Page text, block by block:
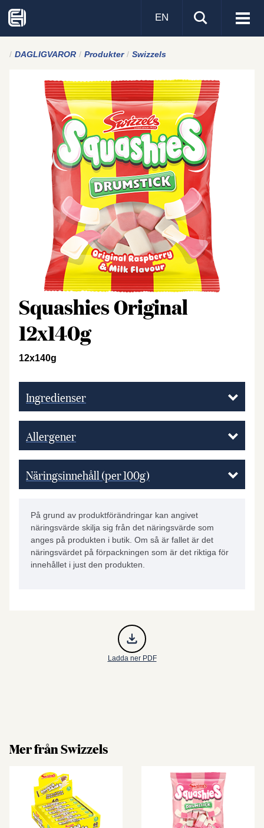
Visa
EN
DAGLIGVAROR Produkter Swizzels
Squashies Original
12x140g
12x140g
Ingredienser
Allergener
Näringsinnehåll (per 100g)
På grund av produktförändringar kan angivet
näringsvärde skilja sig från det näringsvärde som
anges på produkten i butik. Om så är fallet är det
näringsvärdet på förpackningen som är det riktiga för
innehållet i just den produkten.
Ladda ner PDF
Mer från Swizzels